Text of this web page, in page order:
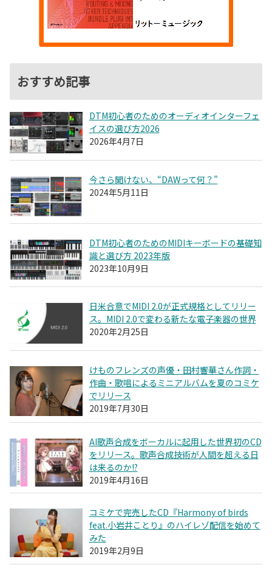
おすすめ記事
DTM初心者のためのオーディオインターフェ
イスの選び方2026
2026年4月7日
今さら聞けない、“DAWって何？”
2024年5月11日
DTM初心者のためのMIDIキーボードの基礎知
識と選び方 2023年版
2023年10月9日
日米合意でMIDI 2.0が正式規格としてリリー
ス。MIDI 2.0で変わる新たな電子楽器の世界
2020年2月25日
けものフレンズの声優・田村響華さん作詞・
作曲・歌唱によるミニアルバムを夏のコミケ
でリリース
2019年7月30日
AI歌声合成をボーカルに起用した世界初のCD
をリリース。歌声合成技術が人間を超える日
は来るのか!?
2019年4月16日
コミケで完売したCD『Harmony of birds
feat.小岩井ことり』のハイレゾ配信を始めて
みた
2019年2月9日